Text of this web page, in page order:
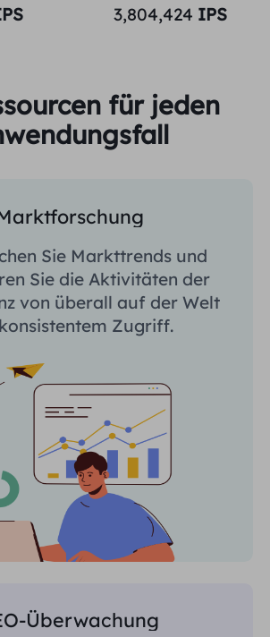
3,804,424 IPS
für jeden
Sie Markttrends und
Sie die Aktivitäten der
von überall auf der Welt
Zugriff.
Überwachung